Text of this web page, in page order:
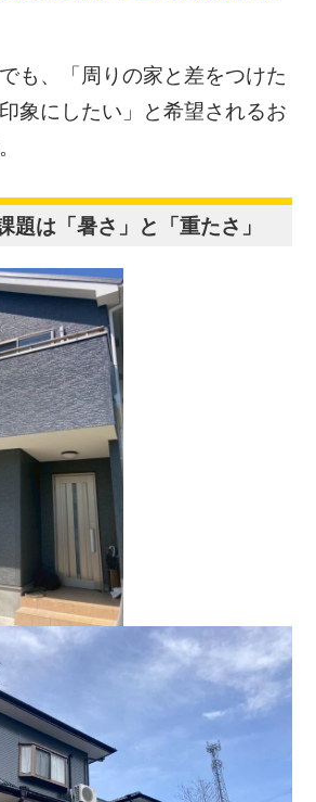
も、「周りの家と差をつけた
象にしたい」と希望されるお
は「暑さ」と「重たさ」